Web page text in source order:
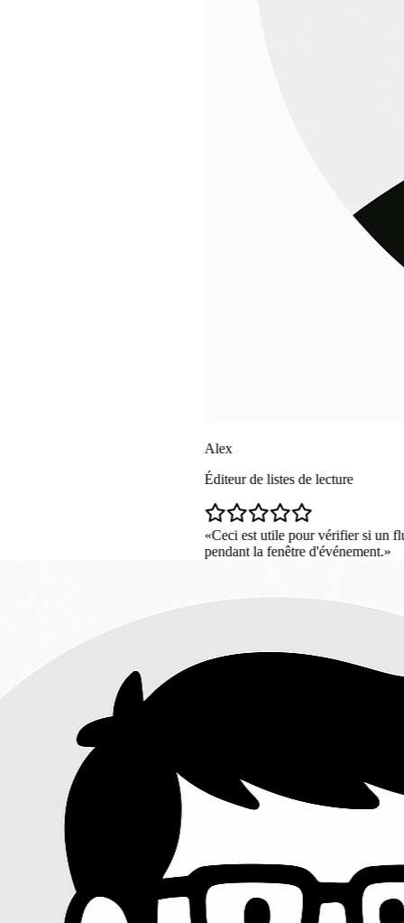
Éditeur de listes de lecture
Ceci est utile pour vérifier si un flux en direct est
pendant la fenêtre d'événement.